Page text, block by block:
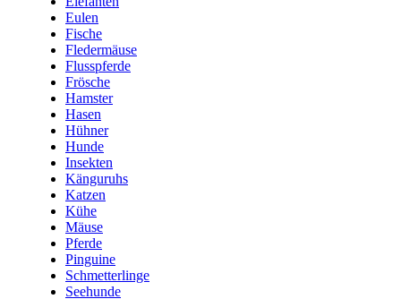
Eulen
Fische
Fledermäuse
Flusspferde
Frösche
Hamster
Hasen
Hühner
Hunde
Insekten
Känguruhs
Katzen
Kühe
Mäuse
Pferde
Pinguine
Schmetterlinge
Seehunde